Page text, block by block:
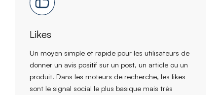
Likes
Un moyen simple et rapide pour les utilisateurs de
donner un avis positif sur un post, un article ou un
produit. Dans les moteurs de recherche, les likes
sont le signal social le plus basique mais très